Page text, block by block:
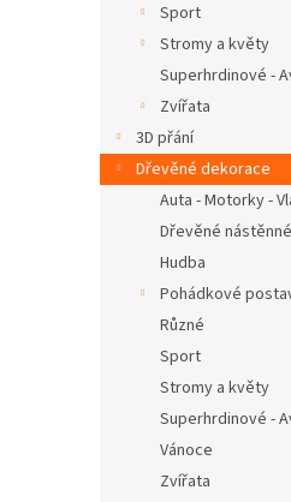
Sport
Stromy a květy
Superhrdinové -
Zvířata
3D přání
Dřevěné dekorace
Auta - Motorky -
Dřevěné
Hudba
Pohádkové
Různé
Sport
Stromy a květy
Superhrdinové -
Vánoce
Zvířata